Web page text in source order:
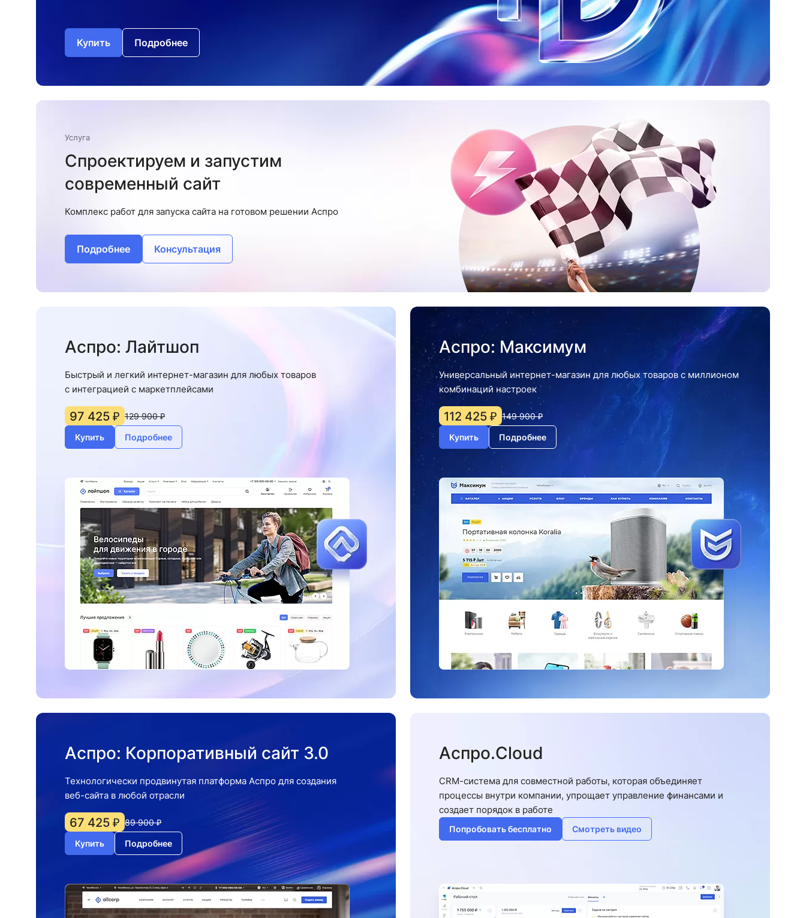
Купить Подробнее
Услуга
Спроектируем и запустим
современный сайт
Комплекс работ для запуска сайта на готовом решении Аспро
Подробнее Консультация
Аспро: Лайтшоп
Быстрый и легкий интернет-магазин для любых товаров
c интеграцией с маркетплейсами
97 425 ₽ 129 900 ₽
Купить Подробнее
Аспро: Максимум
Универсальный интернет-магазин для любых товаров с миллионом
комбинаций настроек
112 425 ₽ 149 900 ₽
Купить Подробнее
Аспро: Корпоративный сайт 3.0
Технологически продвинутая платформа Аспро для создания
веб-сайта в любой отрасли
67 425 ₽ 89 900 ₽
Купить Подробнее
Аспро.Cloud
CRM-система для совместной работы, которая объединяет
процессы внутри компании, упрощает управление финансами и
создает порядок в работе
Попробовать бесплатно Смотреть видео